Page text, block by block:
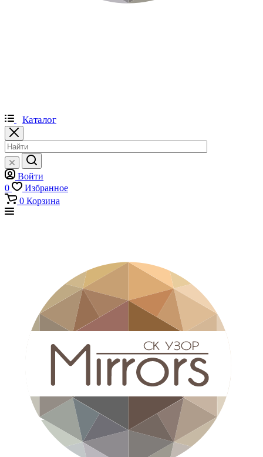
Каталог
Войти
0
Избранное
0 Корзина